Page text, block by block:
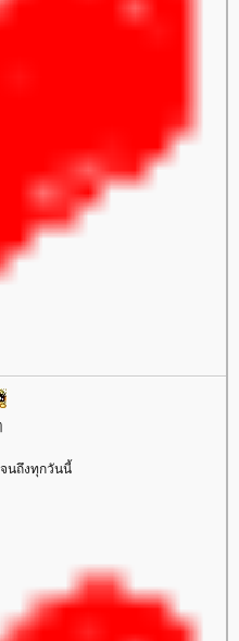
จนถึงทุกวันนี้